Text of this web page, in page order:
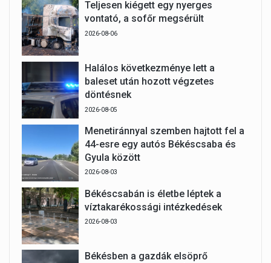
Teljesen kiégett egy nyerges
vontató, a sofőr megsérült
2026-08-06
Halálos következménye lett a
baleset után hozott végzetes
döntésnek
2026-08-05
Menetiránnyal szemben hajtott fel a
44-esre egy autós Békéscsaba és
Gyula között
2026-08-03
Békéscsabán is életbe léptek a
víztakarékossági intézkedések
2026-08-03
Békésben a gazdák elsöprő